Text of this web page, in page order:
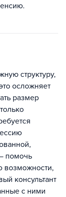
структуру,
осложняет
размер
помочь
возможности,
консультант
с ними